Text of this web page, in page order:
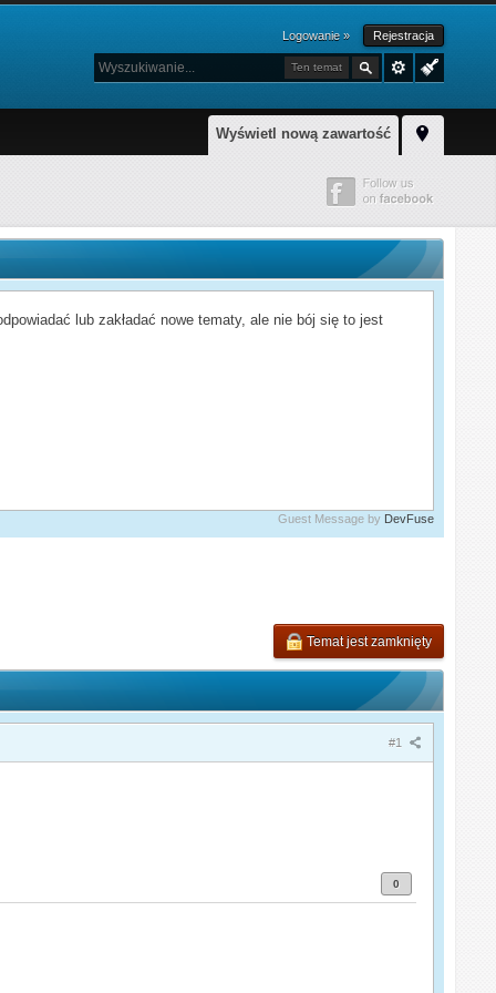
Logowanie » Rejestracja
Ten temat
Wyświetl nową zawartość
lub zakładać nowe tematy, ale nie bój się to jest
Guest Message by DevFuse
Temat jest zamknięty
#1
0